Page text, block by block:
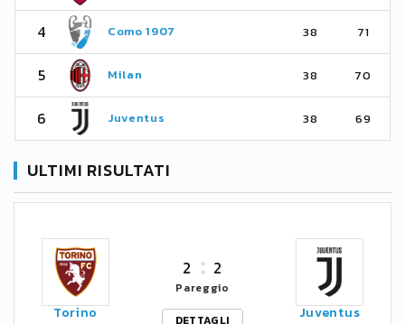
4 Como 1907 38 71
5 Milan 38 70
6 Juventus 38 69
ULTIMI RISULTATI
Torino
2 2
Pareggio
Juventus